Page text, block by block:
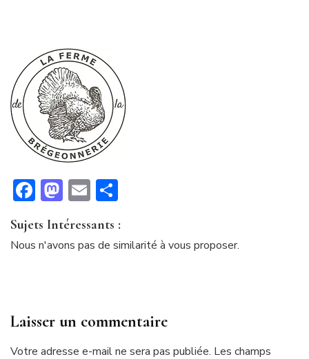
Facebook
Mastodon
Email
Sujets Intéressants :
Nous n'avons pas de similarité à vous proposer.
Laisser un commentaire
Votre adresse e-mail ne sera pas publiée. Les champs